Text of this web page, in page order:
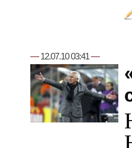
—12.07.10 03:41—